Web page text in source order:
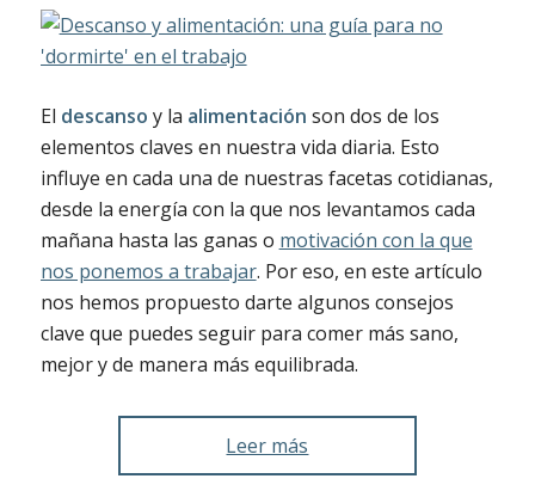
El descanso y la alimentación son dos de los
elementos claves en nuestra vida diaria. Esto
influye en cada una de nuestras facetas cotidianas,
desde la energía con la que nos levantamos cada
mañana hasta las ganas o motivación con la que
nos ponemos a trabajar. Por eso, en este artículo
nos hemos propuesto darte algunos consejos
clave que puedes seguir para comer más sano,
mejor y de manera más equilibrada.
Leer más